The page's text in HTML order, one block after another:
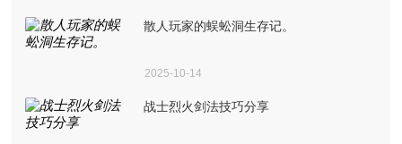
散人玩家的蜈蚣洞生存记。
2025-10-14
战士烈火剑法技巧分享